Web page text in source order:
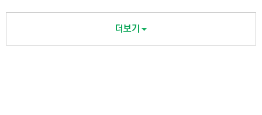
더보기